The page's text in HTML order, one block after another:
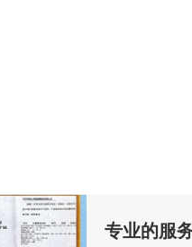
专业的服